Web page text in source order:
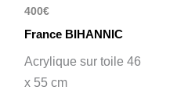
400€
France BIHANNIC
Acrylique sur toile 46
x 55 cm